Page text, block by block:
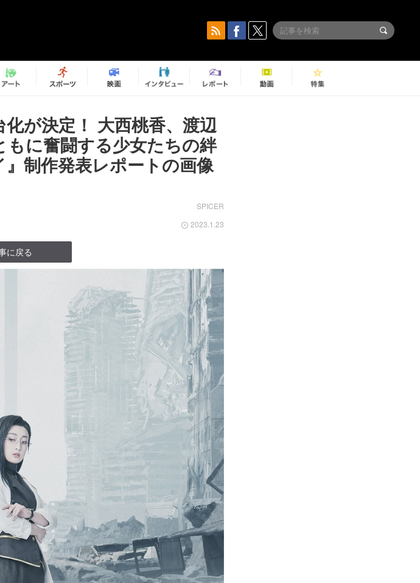
が決定！ 大西桃香、渡辺
に奮闘する少女たちの絆
制作発表レポートの画像
SPICER
2023.1.23
に戻る